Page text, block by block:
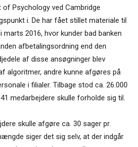
Psychology ved Cambridge
i. De har fået stillet materiale til
marts 2016, hvor kunder bad banken
afbetalingsordning end den
af disse ansøgninger blev
algoritmer, andre kunne afgøres på
i filialer. Tilbage stod ca. 26.000
medarbejdere skulle forholde sig til.
skulle afgøre ca. 30 sager pr.
siger det sig selv, at der indgår